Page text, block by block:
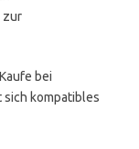
zur
Kaufe bei
sich kompatibles